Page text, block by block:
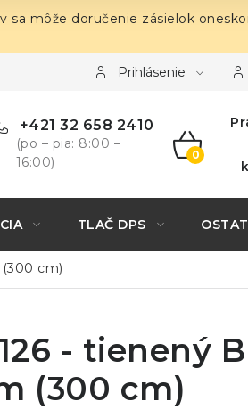
sa môže doručenie zásielok
Prihlásenie
+421 32 658 2410
(po – pia: 8:00 –
16:00)
TLAČ DPS
cm)
- tienený
(300 cm)